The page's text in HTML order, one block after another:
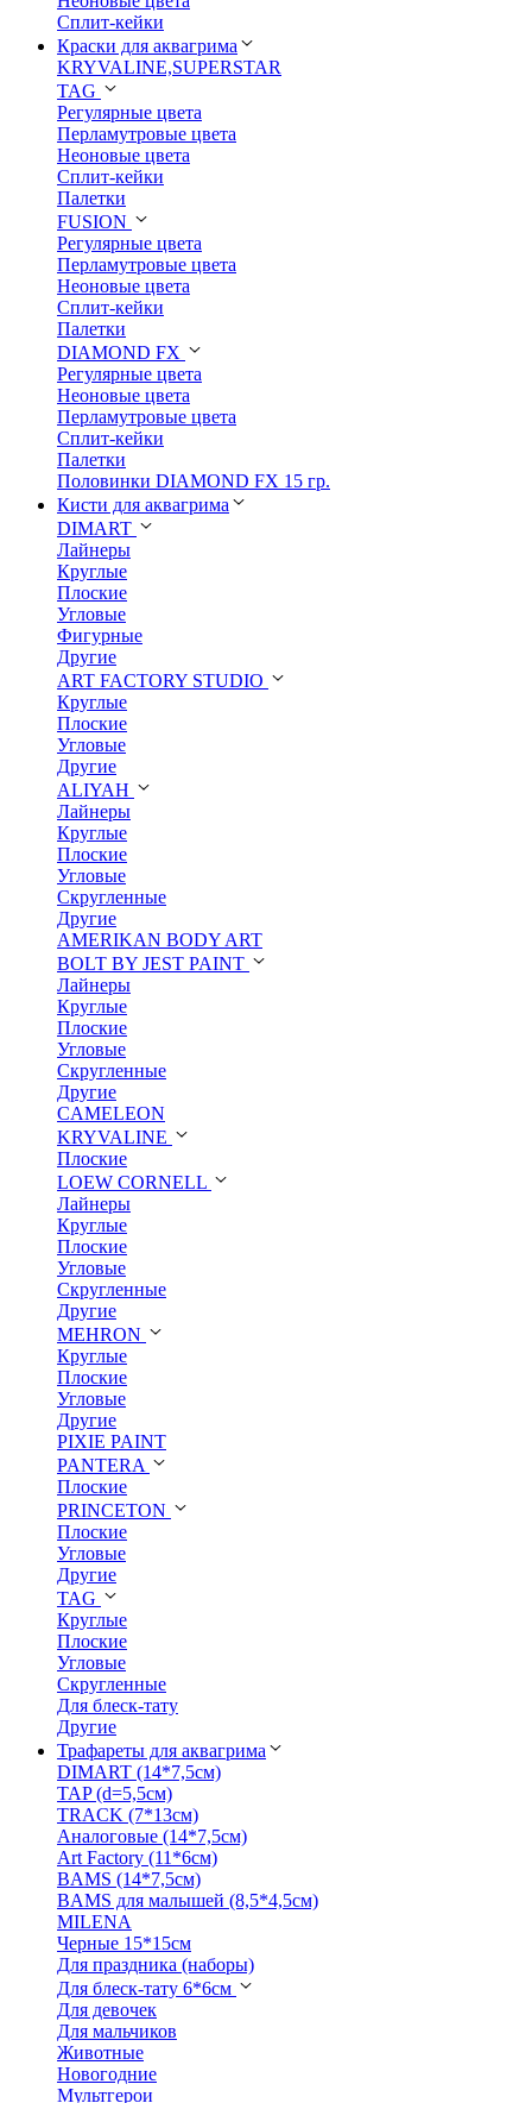
Сплит-кейки
Краски для аквагрима
KRYVALINE,SUPERSTAR
TAG
Регулярные цвета
Перламутровые цвета
Неоновые цвета
Сплит-кейки
Палетки
FUSION
Регулярные цвета
Перламутровые цвета
Неоновые цвета
Сплит-кейки
Палетки
DIAMOND FX
Регулярные цвета
Неоновые цвета
Перламутровые цвета
Сплит-кейки
Палетки
Половинки DIAMOND FX 15 гр.
Кисти для аквагрима
DIMART
Лайнеры
Круглые
Плоские
Угловые
Фигурные
Другие
ART FACTORY STUDIO
Круглые
Плоские
Угловые
Другие
ALIYAH
Лайнеры
Круглые
Плоские
Угловые
Скругленные
Другие
AMERIKAN BODY ART
BOLT BY JEST PAINT
Лайнеры
Круглые
Плоские
Угловые
Скругленные
Другие
CAMELEON
KRYVALINE
Плоские
LOEW CORNELL
Лайнеры
Круглые
Плоские
Угловые
Скругленные
Другие
MEHRON
Круглые
Плоские
Угловые
Другие
PIXIE PAINT
PANTERA
Плоские
PRINCETON
Плоские
Угловые
Другие
TAG
Круглые
Плоские
Угловые
Скругленные
Для блеск-тату
Другие
Трафареты для аквагрима
DIMART (14*7,5см)
TAP (d=5,5см)
TRACK (7*13см)
Аналоговые (14*7,5см)
Art Factory (11*6см)
BAMS (14*7,5см)
BAMS для малышей (8,5*4,5см)
MILENA
Черные 15*15см
Для праздника (наборы)
Для блеск-тату 6*6см
Для девочек
Для мальчиков
Животные
Новогодние
Мультгерои